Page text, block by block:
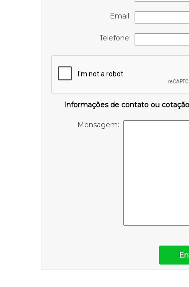
Email:
Telefone:
Informações de contato ou cotação
Mensagem: